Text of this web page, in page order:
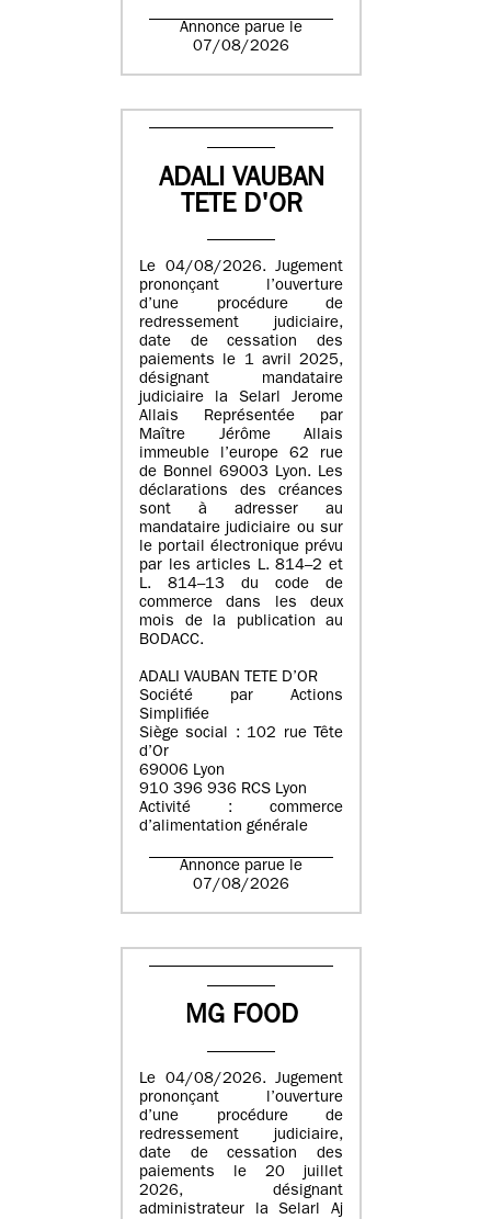
Annonce parue le
07/08/2026
ADALI VAUBAN
TETE D'OR
Le 04/08/2026. Jugement
prononçant l’ouverture
d’une procédure de
redressement judiciaire,
date de cessation des
paiements le 1 avril 2025,
désignant mandataire
judiciaire la Selarl Jerome
Allais Représentée par
Maître Jérôme Allais
immeuble l’europe 62 rue
de Bonnel 69003 Lyon. Les
déclarations des créances
sont à adresser au
mandataire judiciaire ou sur
le portail électronique prévu
par les articles L. 814–2 et
L. 814–13 du code de
commerce dans les deux
mois de la publication au
BODACC.
ADALI VAUBAN TETE D’OR
Société par Actions
Simplifiée
Siège social : 102 rue Tête
d’Or
69006 Lyon
910 396 936 RCS Lyon
Activité : commerce
d’alimentation générale
Annonce parue le
07/08/2026
MG FOOD
Le 04/08/2026. Jugement
prononçant l’ouverture
d’une procédure de
redressement judiciaire,
date de cessation des
paiements le 20 juillet
2026, désignant
administrateur la Selarl Aj